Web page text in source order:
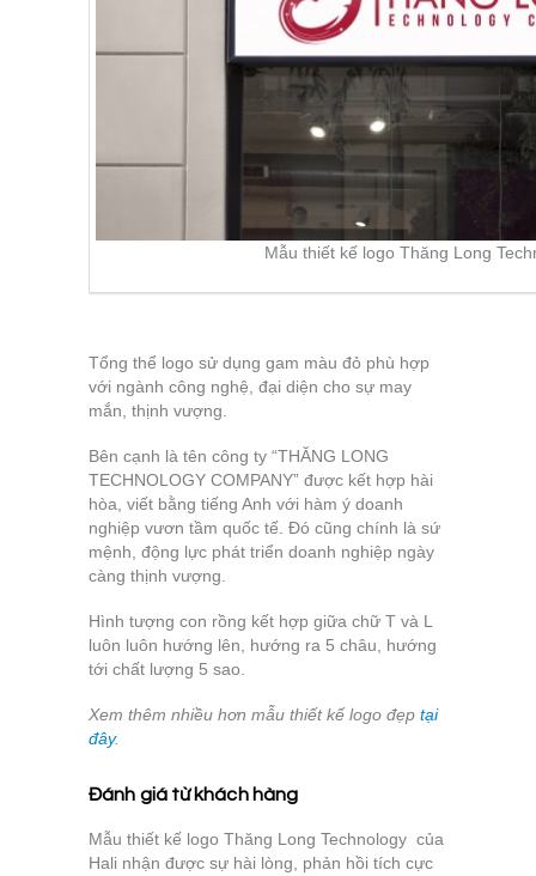
Mẫu thiết kế logo Thăng Long
Tổng thể logo sử dụng gam màu đỏ phù hợp
với ngành công nghệ, đại diện cho sự may
mắn, thịnh vượng.
Bên cạnh là tên công ty “THĂNG LONG
TECHNOLOGY COMPANY” được kết hợp hài
hòa, viết bằng tiếng Anh với hàm ý doanh
nghiệp vươn tầm quốc tế. Đó cũng chính là sứ
mệnh, động lực phát triển doanh nghiệp ngày
càng thịnh vượng.
Hình tượng con rồng kết hợp giữa chữ T và L
luôn luôn hướng lên, hướng ra 5 châu, hướng
tới chất lượng 5 sao.
Xem thêm nhiều hơn mẫu thiết kế logo đẹp tại
đây.
Đánh giá từ khách hàng
Mẫu thiết kế logo Thăng Long Technology của
Hali nhận được sự hài lòng, phản hồi tích cực